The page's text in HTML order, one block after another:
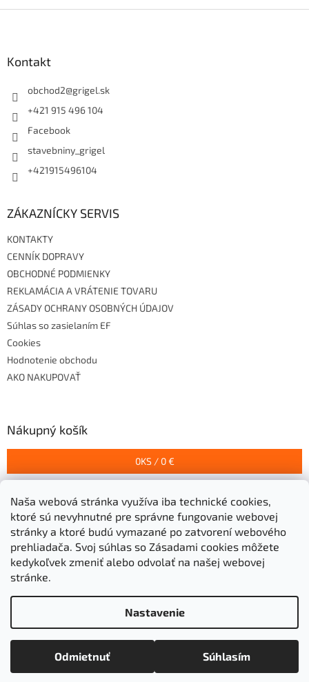
Naša webová stránka využíva iba technické cookies,
ktoré sú nevyhnutné pre správne fungovanie webovej
stránky a ktoré budú vymazané po zatvorení webového
prehliadača. Svoj súhlas so Zásadami cookies môžete
kedykoľvek zmeniť alebo odvolať na našej webovej
stránke.
Nastavenie
Odmietnuť Súhlasím
Kontakt
obchod2@grigel.sk
+421 915 496 104
Facebook
stavebniny_grigel
+421915496104
ZÁKAZNÍCKY SERVIS
KONTAKTY
CENNÍK DOPRAVY
OBCHODNÉ PODMIENKY
REKLAMÁCIA A VRÁTENIE TOVARU
ZÁSADY OCHRANY OSOBNÝCH ÚDAJOV
Súhlas so zasielaním EF
Cookies
Hodnotenie obchodu
AKO NAKUPOVAŤ
Nákupný košík
0KS / 0 €
Prijímame online platby
Stavebniny Grigeľ s.r.o.
vyhradené.
Upraviť nastavenie cookies